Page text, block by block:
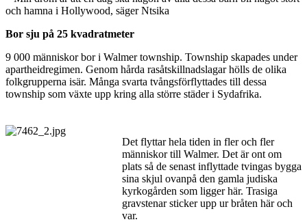
och hamna i Hollywood, säger Ntsika
Bor sju på 25 kvadratmeter
9 000 människor bor i Walmer township. Township skapades under
apartheidregimen. Genom hårda rasåtskillnadslagar hölls de olika
folkgrupperna isär. Många svarta tvångsförflyttades till dessa
township som växte upp kring alla större städer i Sydafrika.
Det flyttar hela tiden in fler och fler
människor till Walmer. Det är ont om
plats så de senast inflyttade tvingas bygga
sina skjul ovanpå den gamla judiska
kyrkogården som ligger här. Trasiga
gravstenar sticker upp ur bråten här och
var.